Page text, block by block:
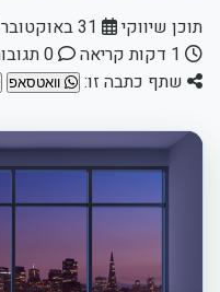
תוכן שיווקי
שתף כתבה זו:
וואטסאפ